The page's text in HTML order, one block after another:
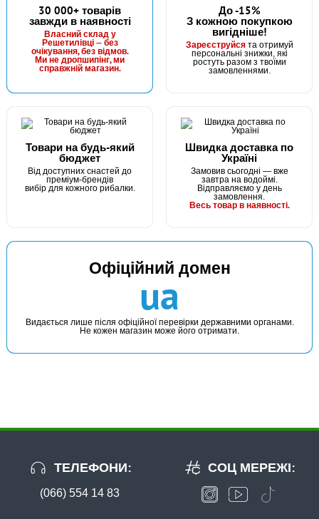
30 000+ товарів
завжди в наявності
Власний склад у
Решетилівці — без
очікування, без відмов.
Ми не дропшипінг, ми
справжній магазин.
До -15%
З кожною покупкою
вигідніше!
Зареєструйсята отримуй
персональні знижки, які
ростуть разом з твоїми
замовленнями.
Товари на будь-який
бюджет
Від доступних снастей до
преміум-брендів
вибір для кожного рибалки.
Швидка доставка по
Україні
Замовив сьогодні — вже
завтра на водоймі.
Відправляємо у день
замовлення.
Весь товар в наявності.
Офіційний домен
ua
Видається лише після офіційної перевірки державними органами.
Не кожен магазин може його отримати.
ТЕЛЕФОНИ:
(066) 554 14 83
СОЦ МЕРЕЖІ: